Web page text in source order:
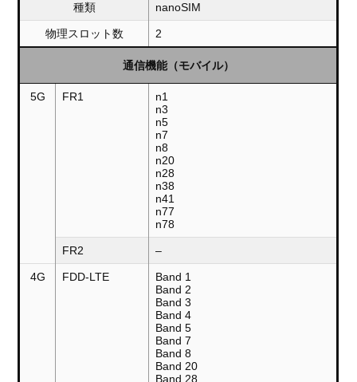
種類 nanoSIM
物理スロット数 2
通信機能（モバイル）
5G FR1
n1
n3
n5
n7
n8
n20
n28
n38
n41
n77
n78
FR2 –
4G FDD-LTE
Band 1
Band 2
Band 3
Band 4
Band 5
Band 7
Band 8
Band 20
Band 28